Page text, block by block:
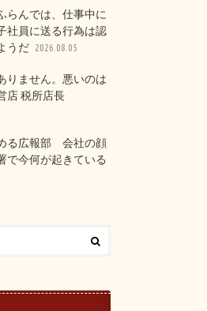
らんでは、仕事中に
社員に送る行為は認
うだ 2026.08.05
りません。悪いのは
店 税所店長
る広報部 会社の顔
で今何が起きている